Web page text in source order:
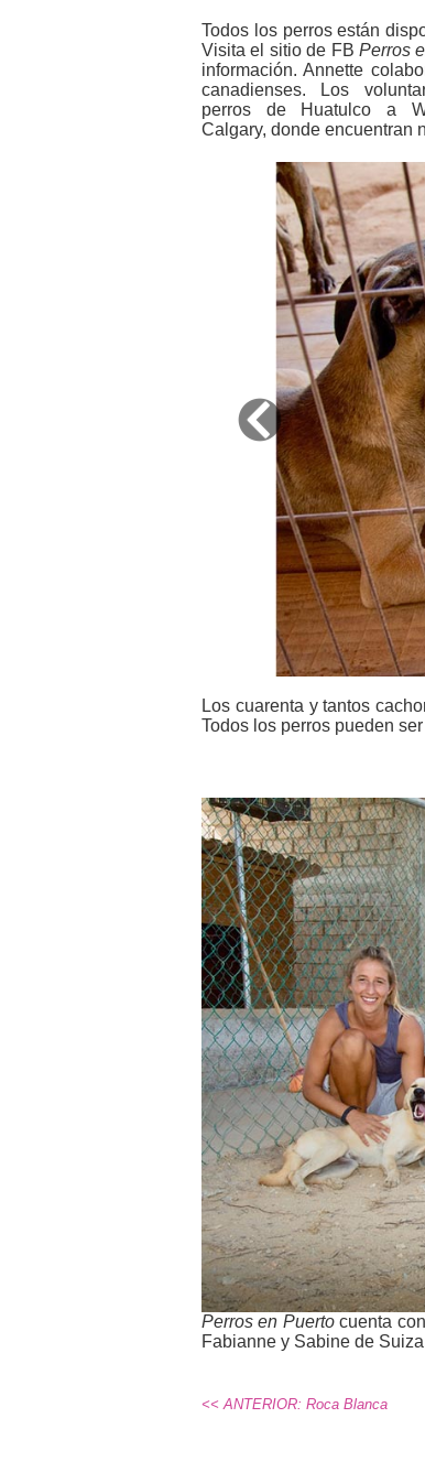
Todos los perros están
Visita el sitio de FB Perros
información. Annette
canadienses. Los
perros de Huatulco a
Calgary, donde encuentran
Previous
Los cuarenta y tantos
Todos los perros pueden
Perros en Puertocuenta
Fabianne y Sabine de
<< ANTERIOR: Roca Blanca